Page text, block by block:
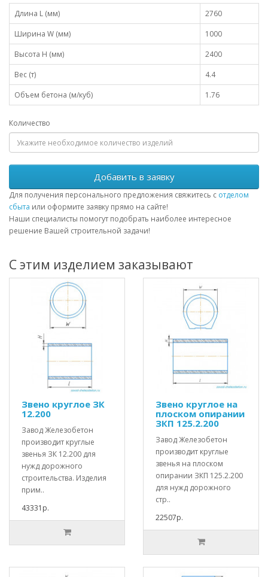
Длина L (мм)
2760
Ширина W (мм)
1000
Высота H (мм)
2400
Вес (т)
4.4
Объем бетона (м/куб)
1.76
Количество
Добавить в заявку
Для получения персонального предложения свяжитесь с отделом
сбыта или оформите заявку прямо на сайте!
Наши специалисты помогут подобрать наиболее интересное
решение Вашей строительной задачи!
С этим изделием заказывают
Звено круглое ЗК
12.200
Завод Железобетон
производит круглые
звенья ЗК 12.200 для
нужд дорожного
строительства. Изделия
прим..
43331р.
Звено круглое на
плоском опирании
ЗКП 125.2.200
Завод Железобетон
производит круглые
звенья на плоском
опирании ЗКП 125.2.200
для нужд дорожного
стр..
22507р.